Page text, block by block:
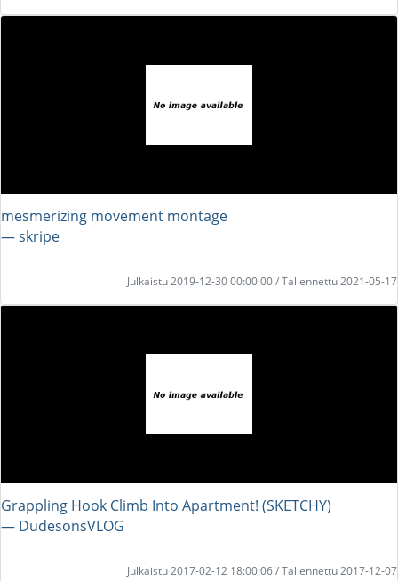
mesmerizing movement montage
― skripe
Julkaistu 2019-12-30 00:00:00 / Tallennettu 2021-05-17
Grappling Hook Climb Into Apartment! (SKETCHY)
― DudesonsVLOG
Julkaistu 2017-02-12 18:00:06 / Tallennettu 2017-12-07